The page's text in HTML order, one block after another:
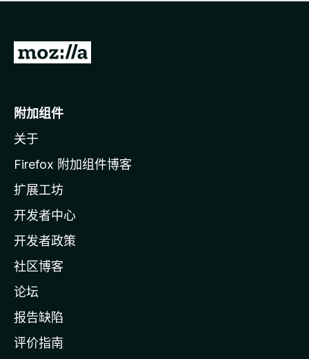
无
转
o
i
l
a
主
页
附加组件
关于
Firefox 附加组件博客
扩展工坊
开发者中心
开发者政策
社区博客
论坛
报告缺陷
评价指南